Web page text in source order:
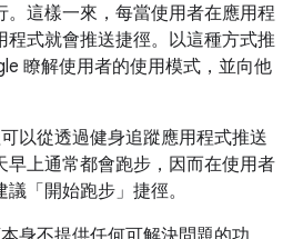
。這樣一來，每當使用者在應用程
程式就會推送捷徑。以這種方式推
瞭解使用者的使用模式，並向他
以從透過健身追蹤應用程式推送
早上通常都會跑步，因而在使用者
「開始跑步」捷徑。